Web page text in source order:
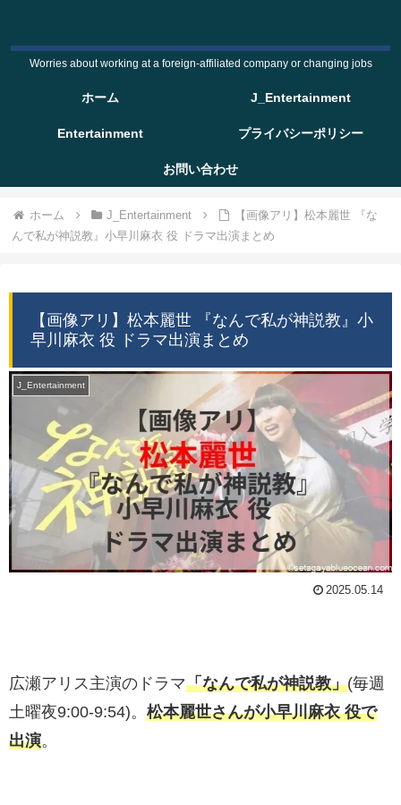
Worries about working at a foreign-affiliated company or changing jobs
ホーム J_Entertainment
Entertainment プライバシーポリシー
お問い合わせ
ホーム J_Entertainment
【画像アリ】松本麗世 『な
んで私が神説教』小早川麻衣 役 ドラマ出演まとめ
【画像アリ】松本麗世 『なんで私が神説教』小
早川麻衣 役 ドラマ出演まとめ
J_Entertainment
2025.05.14
広瀬アリス主演のドラマ「なんで私が神説教」(毎週
土曜夜9:00-9:54)。 松本麗世さんが小早川麻衣 役で
出演。